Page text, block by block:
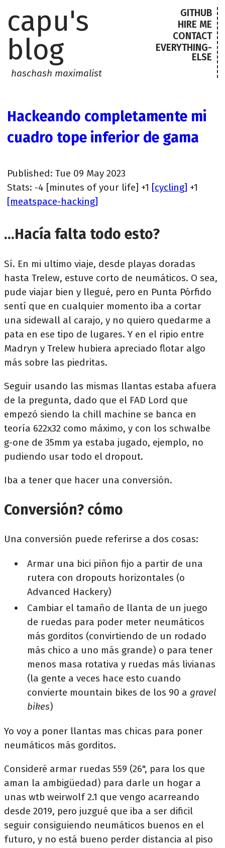
capu's
blog
haschash maximalist
GITHUB
HIRE ME
CONTACT
EVERYTHING-
ELSE
Hackeando completamente mi
cuadro tope inferior de gama
Published: Tue 09 May 2023
Stats: -4 [minutes of your life] +1 [cycling] +1
[meatspace-hacking]
...Hacía falta todo esto?
Sí. En mi ultimo viaje, desde playas doradas
hasta Trelew, estuve corto de neumáticos. O sea,
pude viajar bien y llegué, pero en Punta Pórfido
sentí que en cualquier momento iba a cortar
una sidewall al carajo, y no quiero quedarme a
pata en ese tipo de lugares. Y en el ripio entre
Madryn y Trelew hubiera apreciado flotar algo
más sobre las piedritas.
Seguir usando las mismas llantas estaba afuera
de la pregunta, dado que el FAD Lord que
empezó siendo la chill machine se banca en
teoría 622x32 como máximo, y con los schwalbe
g-one de 35mm ya estaba jugado, ejemplo, no
pudiendo usar todo el dropout.
Iba a tener que hacer una conversión.
Conversión? cómo
Una conversión puede referirse a dos cosas:
Armar una bici piñon fijo a partir de una
rutera con dropouts horizontales (o
Advanced Hackery)
Cambiar el tamaño de llanta de un juego
de ruedas para poder meter neumáticos
más gorditos (convirtiendo de un rodado
más chico a uno más grande) o para tener
menos masa rotativa y ruedas más livianas
(la gente a veces hace esto cuando
convierte mountain bikes de los 90 a gravel
bikes)
Yo voy a poner llantas mas chicas para poner
neumáticos más gorditos.
Consideré armar ruedas 559 (26", para los que
aman la ambigüedad) para darle un hogar a
unas wtb weirwolf 2.1 que vengo acarreando
desde 2019, pero juzgué que iba a ser dificil
seguir consiguiendo neumáticos buenos en el
futuro, y no está bueno perder distancia al piso